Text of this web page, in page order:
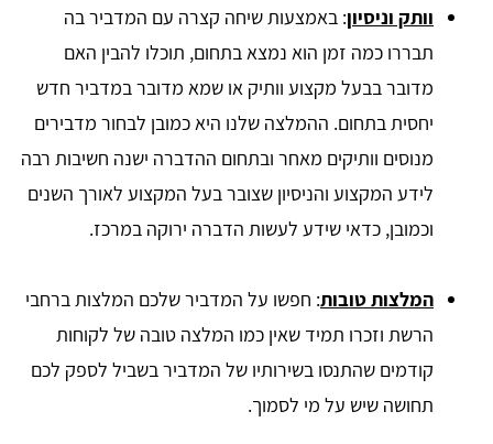
וותק וניסיון: באמצעות שיחה קצרה עם המדביר בה
תבררו כמה זמן הוא נמצא בתחום, תוכלו להבין האם
מדובר בבעל מקצוע וותיק או שמא מדובר במדביר חדש
יחסית בתחום. ההמלצה שלנו היא כמובן לבחור מדבירים
מנוסים וותיקים מאחר ובתחום ההדברה ישנה חשיבות רבה
לידע המקצוע והניסיון שצובר בעל המקצוע לאורך השנים
וכמובן, כדאי שידע לעשות הדברה ירוקה במרכז.
המלצות טובות: חפשו על המדביר שלכם המלצות ברחבי
הרשת וזכרו תמיד שאין כמו המלצה טובה של לקוחות
קודמים שהתנסו בשירותיו של המדביר בשביל לספק לכם
תחושה שיש על מי לסמוך.